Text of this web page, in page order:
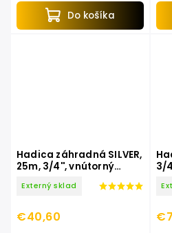
Do košíka
Hadica záhradná SILVER,
25m, 3/4'', vnútorný
Externý sklad
€40,60
3/